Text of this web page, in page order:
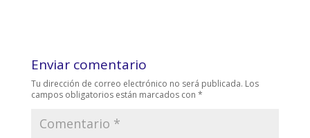
Enviar comentario
Tu dirección de correo electrónico no será publicada. Los
campos obligatorios están marcados con *